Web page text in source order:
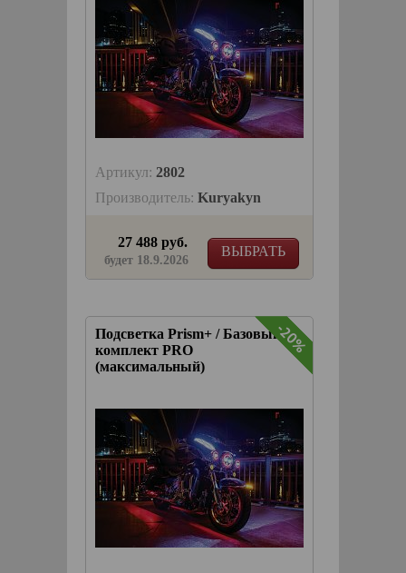
Артикул: 2802
Производитель: Kuryakyn
ВЫБРАТЬ
27 488 руб.
будет 18.9.2026
Подсветка Prism+ / Базовый
комплект PRO
(максимальный)
-20%
-20%